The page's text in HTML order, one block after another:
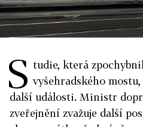
S tudie, která
vyšehradského
další události. Ministr
zveřejnění zvažuje další